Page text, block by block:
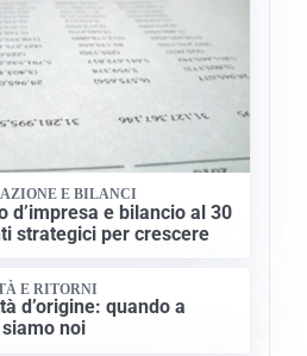
E BILANCI
d’impresa e bilancio al 30
strategici per crescere
E RITORNI
d’origine: quando a
noi